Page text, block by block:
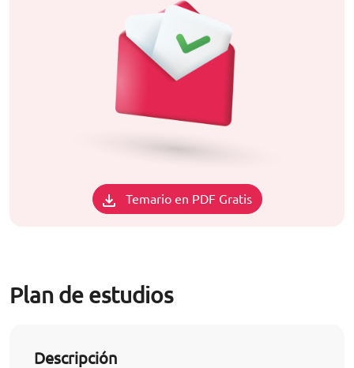
Temario en PDF Gratis
Plan de estudios
Descripción